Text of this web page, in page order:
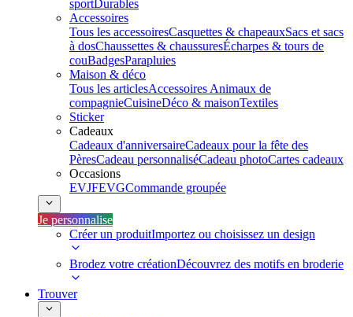
sportDurables
Accessoires
Tous les accessoiresCasquettes & chapeauxSacs et sacs
à dosChaussettes & chaussuresÉcharpes & tours de
couBadgesParapluies
Maison & déco
Tous les articlesAccessoires Animaux de
compagnieCuisineDéco & maisonTextiles
Sticker
Cadeaux
Cadeaux d'anniversaireCadeaux pour la fête des
PèresCadeau personnaliséCadeau photoCartes cadeaux
Occasions
EVJFEVGCommande groupée
Je personnalise
Créer un produitImportez ou choisissez un design
Brodez votre créationDécouvrez des motifs en broderie
Trouver